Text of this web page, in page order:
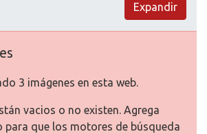
Expandir
3 imágenes en esta web.
vacios o no existen. Agrega
que los motores de búsqueda